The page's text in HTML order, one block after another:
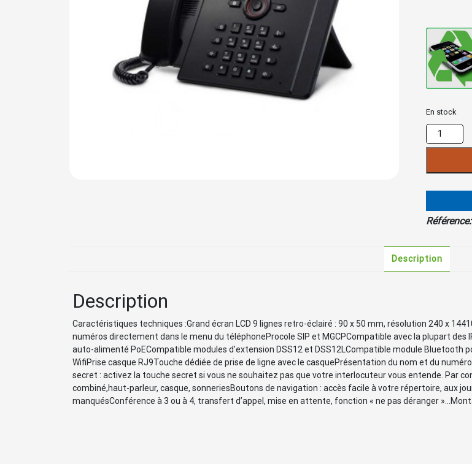
En stock
quantité
de
Référence:
Description
Description
Caractéristiques techniques :Grand écran LCD 9 lignes retro-éclairé : 90 x 50 mm, résolution 240 x
numéros directement dans le menu du téléphoneProcole SIP et MGCPCompatible avec la plupart
auto-alimenté PoECompatible modules d’extension DSS12 et DSS12LCompatible module Bluetooth
WifiPrise casque RJ9Touche dédiée de prise de ligne avec le casquePrésentation du nom et du
secret : activez la touche secret si vous ne souhaitez pas que votre interlocuteur vous entende. Par
combiné,haut-parleur, casque, sonneriesBoutons de navigation : accès facile à votre répertoire, aux
manquésConférence à 3 ou à 4, transfert d’appel, mise en attente, fonction « ne pas déranger